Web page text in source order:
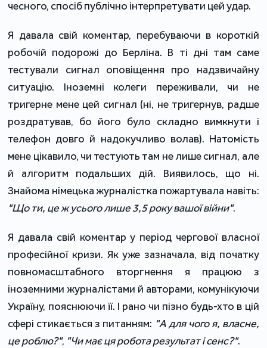
чесного, спосіб публічно інтерпретувати цей удар.
Я давала свій коментар, перебуваючи в короткій
робочій подорожі до Берліна. В ті дні там саме
тестували сигнал оповіщення про надзвичайну
ситуацію. Іноземні колеги переживали, чи не
тригерне мене цей сигнал (ні, не тригернув, радше
роздратував, бо його було складно вимкнути і
телефон довго й надокучливо волав). Натомість
мене цікавило, чи тестують там не лише сигнал, але
й алгоритм подальших дій. Виявилось, що ні.
Знайома німецька журналістка пожартувала навіть:
"Що ти, це ж усього лише 3,5 року вашої війни".
Я давала свій коментар у період чергової власної
професійної кризи. Як уже зазначала, від початку
повномасштабного вторгнення я працюю з
іноземними журналістами й авторами, комунікуючи
Україну, пояснюючи її. І рано чи пізно будь-хто в цій
сфері стикається з питанням: "А для чого я, власне,
це роблю?", "Чи має ця робота результат і сенс?".